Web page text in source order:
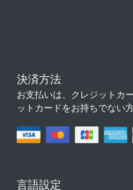
決済方法
お支払いは、クレジットカ
ットカードをお持ちでない
言語設定